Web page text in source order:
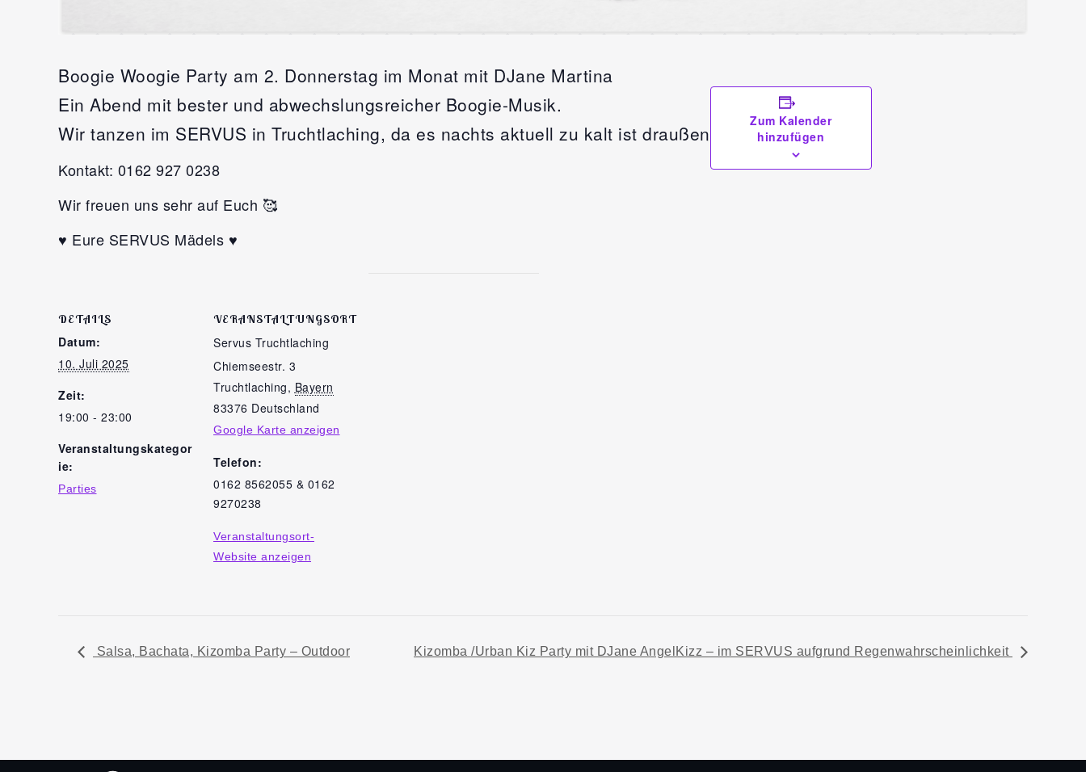
Boogie Woogie Party am 2. Donnerstag im Monat mit DJane Martina
Ein Abend mit bester und abwechslungsreicher Boogie-Musik.
Wir tanzen im SERVUS in Truchtlaching, da es nachts aktuell zu kalt ist draußen
Kontakt: 0162 927 0238
Wir freuen uns sehr auf Euch 🥰
♥️ Eure SERVUS Mädels ♥️
Zum Kalender
hinzufügen
DETAILS
Datum:
10. Juli 2025
Zeit:
19:00 - 23:00
Veranstaltungskategor
ie:
Parties
VERANSTALTUNGSORT
Servus Truchtlaching
Chiemseestr. 3
Truchtlaching, Bayern
83376 Deutschland
Google Karte anzeigen
Telefon:
0162 8562055 & 0162
9270238
Veranstaltungsort-
Website anzeigen
Salsa, Bachata, Kizomba Party – Outdoor Kizomba /Urban Kiz Party mit DJane AngelKizz – im SERVUS aufgrund Regenwahrscheinlichkeit